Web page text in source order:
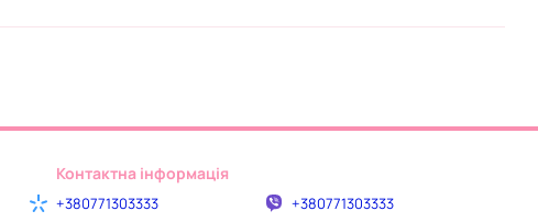
Контактна інформація
+380771303333
+380771303333